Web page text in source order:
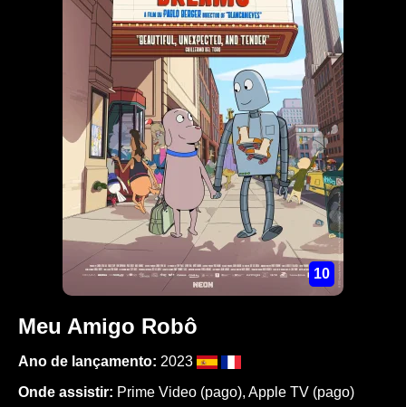
10
Meu Amigo Robô
Ano de lançamento: 2023
Onde assistir: Prime Video (pago), Apple TV (pago)